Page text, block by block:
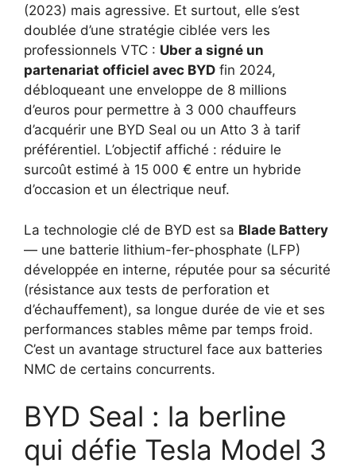
(2023) mais agressive. Et surtout, elle s’est
doublée d’une stratégie ciblée vers les
professionnels VTC : Uber a signé un
partenariat officiel avec BYD fin 2024,
débloqueant une enveloppe de 8 millions
d’euros pour permettre à 3 000 chauffeurs
d’acquérir une BYD Seal ou un Atto 3 à tarif
préférentiel. L’objectif affiché : réduire le
surcoût estimé à 15 000 € entre un hybride
d’occasion et un électrique neuf.
La technologie clé de BYD est sa Blade Battery
— une batterie lithium-fer-phosphate (LFP)
développée en interne, réputée pour sa sécurité
(résistance aux tests de perforation et
d’échauffement), sa longue durée de vie et ses
performances stables même par temps froid.
C’est un avantage structurel face aux batteries
NMC de certains concurrents.
BYD Seal : la berline
qui défie Tesla Model 3